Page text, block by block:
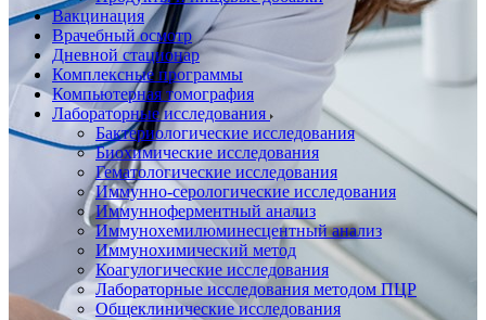
Вакцинация
Врачебный осмотр
Дневной стационар
Комплексные программы
Компьютерная томография
Лабораторные исследования
Бактериологические исследования
Биохимические исследования
Гематологические исследования
Иммунно-серологические исследования
Иммунноферментный анализ
Иммунохемилюминесцентный анализ
Иммунохимический метод
Коагулогические исследования
Лабораторные исследования методом ПЦР
Общеклинические исследования